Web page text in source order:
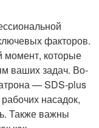
факторов.
момент, которые
ваших задач. Во-
— SDS-plus
насадок,
Также важны